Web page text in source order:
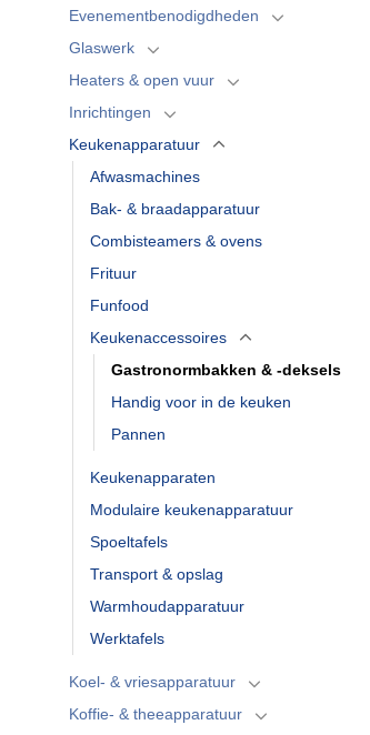
Evenementbenodigdheden
Glaswerk
Heaters & open vuur
Inrichtingen
Keukenapparatuur
Afwasmachines
Bak- & braadapparatuur
Combisteamers & ovens
Frituur
Funfood
Keukenaccessoires
Gastronormbakken & -deksels
Handig voor in de keuken
Pannen
Keukenapparaten
Modulaire keukenapparatuur
Spoeltafels
Transport & opslag
Warmhoudapparatuur
Werktafels
Koel- & vriesapparatuur
Koffie- & theeapparatuur